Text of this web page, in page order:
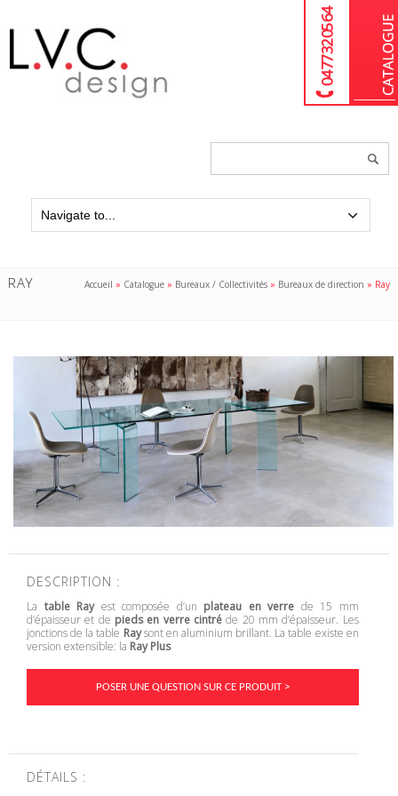
04 77 32 05 64
RAY Accueil » Catalogue » Bureaux / Collectivités » Bureaux de direction » Ray
DESCRIPTION :
La table Rayest composée d’un plateau en verre de 15 mm
d’épaisseur et de pieds en verre cintré de 20 mm d’épaisseur. Les
jonctions de la table Raysont en aluminium brillant. La table existe en
version extensible: la Ray Plus
POSER UNE QUESTION SUR CE PRODUIT >
DÉTAILS :